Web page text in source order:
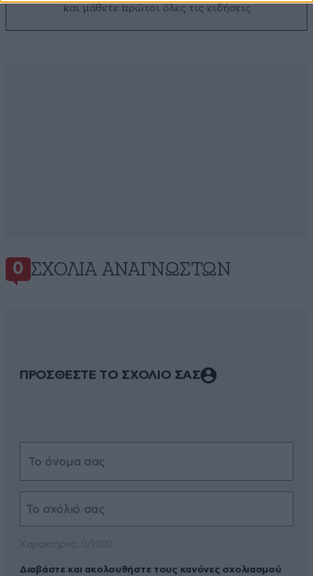
και μάθετε πρώτοι όλες τις ειδήσεις
0 ΣΧΌΛΙΑ ΑΝΑΓΝΩΣΤΏΝ
ΠΡΟΣΘΕΣΤΕ ΤΟ ΣΧΟΛΙΟ ΣΑΣ
Διαβάστε και ακολουθήστε τους κανόνες σχολιασμού